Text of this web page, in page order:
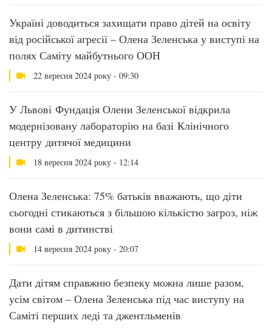
Україні доводиться захищати право дітей на освіту
від російської агресії – Олена Зеленська у виступі на
полях Саміту майбутнього ООН
22 вересня 2024 року - 09:30
У Львові Фундація Олени Зеленської відкрила
модернізовану лабораторію на базі Клінічного
центру дитячої медицини
18 вересня 2024 року - 12:14
Олена Зеленська: 75% батьків вважають, що діти
сьогодні стикаються з більшою кількістю загроз, ніж
вони самі в дитинстві
14 вересня 2024 року - 20:07
Дати дітям справжню безпеку можна лише разом,
усім світом – Олена Зеленська під час виступу на
Саміті перших леді та джентльменів